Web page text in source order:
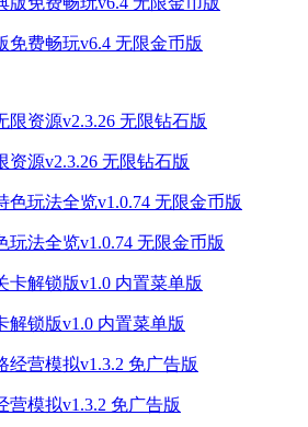
免费畅玩v6.4 无限金币版
资源v2.3.26 无限钻石版
玩法全览v1.0.74 无限金币版
解锁版v1.0 内置菜单版
营模拟v1.3.2 免广告版